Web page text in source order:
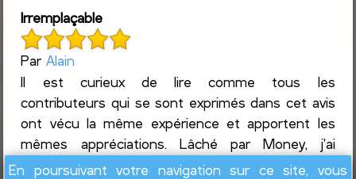
Irremplaçable
ParAlain
Il est curieux de lire comme tous les
contributeurs qui se sont exprimés dans cet avis
ont vécu la même expérience et apportent les
mêmes appréciations. Lâché par Money, j'ai
rapatrié en 2013 12 ann...Lire la suite
En poursuivant votre navigation sur ce site, vous